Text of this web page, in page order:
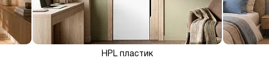
HPL пластик